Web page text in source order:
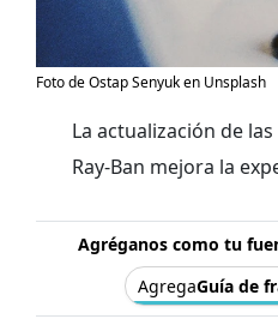
Foto de Ostap Senyuk en Unsplash
La actualización de
Ray-Ban mejora la
Agréganos como tu
AgregaGuía de